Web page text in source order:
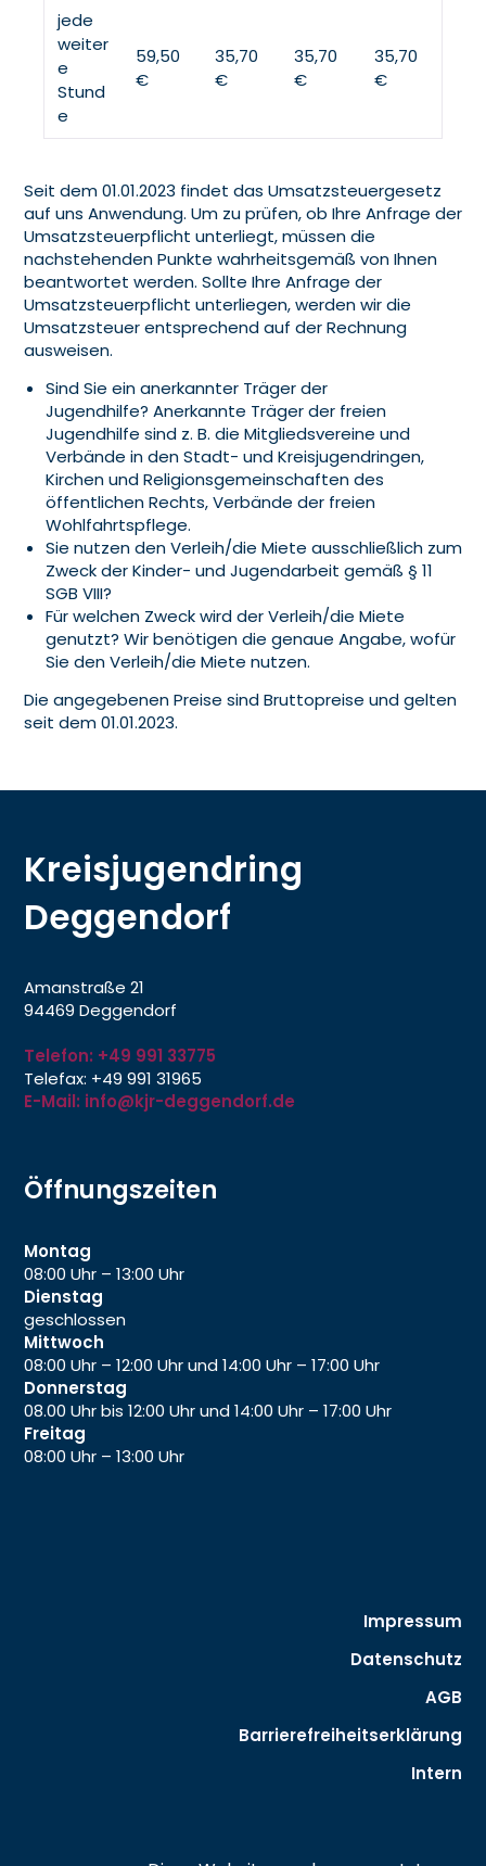
jede
weiter
e
Stund
e
59,50
€
35,70
€
35,70
€
35,70
€
Seit dem 01.01.2023 findet das Umsatzsteuergesetz
auf uns Anwendung. Um zu prüfen, ob Ihre Anfrage der
Umsatzsteuerpflicht unterliegt, müssen die
nachstehenden Punkte wahrheitsgemäß von Ihnen
beantwortet werden. Sollte Ihre Anfrage der
Umsatzsteuerpflicht unterliegen, werden wir die
Umsatzsteuer entsprechend auf der Rechnung
ausweisen.
Sind Sie ein anerkannter Träger der
Jugendhilfe? Anerkannte Träger der freien
Jugendhilfe sind z. B. die Mitgliedsvereine und
Verbände in den Stadt- und Kreisjugendringen,
Kirchen und Religionsgemeinschaften des
öffentlichen Rechts, Verbände der freien
Wohlfahrtspflege.
Sie nutzen den Verleih/die Miete ausschließlich zum
Zweck der Kinder- und Jugendarbeit gemäß § 11
SGB VIII?
Für welchen Zweck wird der Verleih/die Miete
genutzt? Wir benötigen die genaue Angabe, wofür
Sie den Verleih/die Miete nutzen.
Die angegebenen Preise sind Bruttopreise und gelten
seit dem 01.01.2023.
Kreisjugendring
Deggendorf
Amanstraße 21
94469 Deggendorf
Telefon: +49 991 33775
Telefax: +49 991 31965
E-Mail: info@kjr-deggendorf.de
Öffnungszeiten
Montag
08:00 Uhr – 13:00 Uhr
Dienstag
geschlossen
Mittwoch
08:00 Uhr – 12:00 Uhr und 14:00 Uhr – 17:00 Uhr
Donnerstag
08.00 Uhr bis 12:00 Uhr und 14:00 Uhr – 17:00 Uhr
Freitag
08:00 Uhr – 13:00 Uhr
Impressum
Datenschutz
AGB
Barrierefreiheitserklärung
Intern